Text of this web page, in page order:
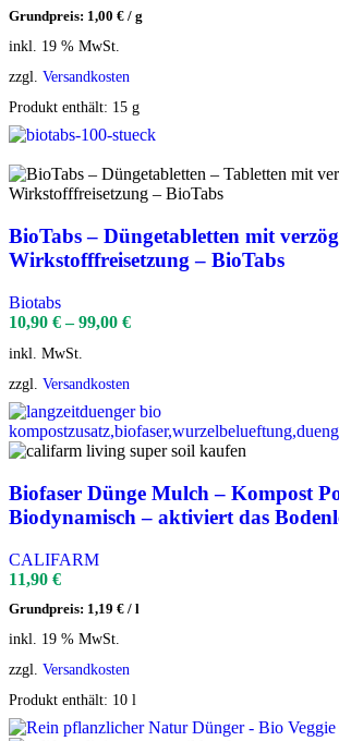
Grundpreis: 1,00 € / g
inkl. 19 % MwSt.
zzgl. Versandkosten
Produkt enthält: 15 g
BioTabs – Düngetabletten mit
Wirkstofffreisetzung – BioTabs
Biotabs
10,90 €–99,00 €
inkl. MwSt.
zzgl. Versandkosten
Biofaser Dünge Mulch – Kompost
Biodynamisch – aktiviert das
CALIFARM
11,90 €
Grundpreis: 1,19 € / l
inkl. 19 % MwSt.
zzgl. Versandkosten
Produkt enthält: 10 l